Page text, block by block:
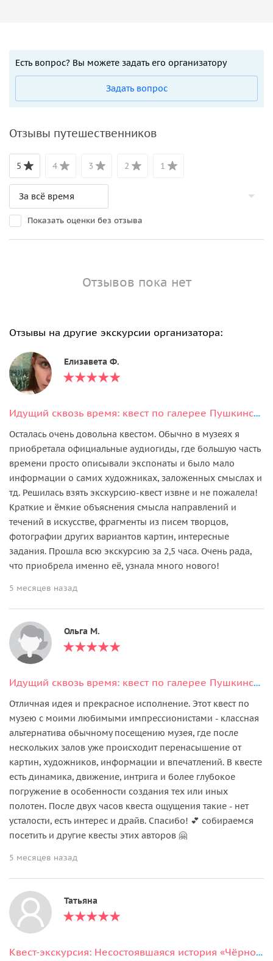
Есть вопрос? Вы можете задать его организатору
Задать вопрос
Отзывы путешественников
5 4 3 2 1
Показать оценки без отзыва
Отзывов пока нет
Отзывы на другие экскурсии организатора:
Елизавета Ф.
Идущий сквозь время: квест по галерее Пушкинского музея (без гида)
Осталась очень довольна квестом. Обычно в музеях я
приобретала официальные аудиогиды, где большую часть
времени просто описывали экспонаты и было мало
информации о самих художниках, заложенных смыслах и
тд. Решилась взять экскурсию-квест извне и не пожалела!
Краткие и ёмкие объяснения смысла направлений и
течений в искусстве, фрагменты из писем творцов,
фотографии других вариантов картин, интересные
задания. Прошла всю экскурсию за 2,5 часа. Очень рада,
что приобрела именно её, узнала много нового!
5 месяцев назад
Ольга М.
Идущий сквозь время: квест по галерее Пушкинского музея (без гида)
Отличная идея и прекрасное исполнение. Этот квест по
музею с моими любимыми импрессионистами - классная
альтернатива обычному посещению музея, где после
нескольких залов уже происходит перенасышение от
картин, художников, информации и впечатлений. В квесте
есть динамика, движение, интрига и более глубокое
погружение в особенности создания тех или иных
полотен. После двух часов квеста ощущения такие - нет
усталости, есть интерес и драйв. Спасибо! 💕 собираемся
посетить и другие квесты этих авторов 🤗
5 месяцев назад
Татьяна
Квест-экскурсия: Несостоявшаяся история «Чёрного мага» Москвы